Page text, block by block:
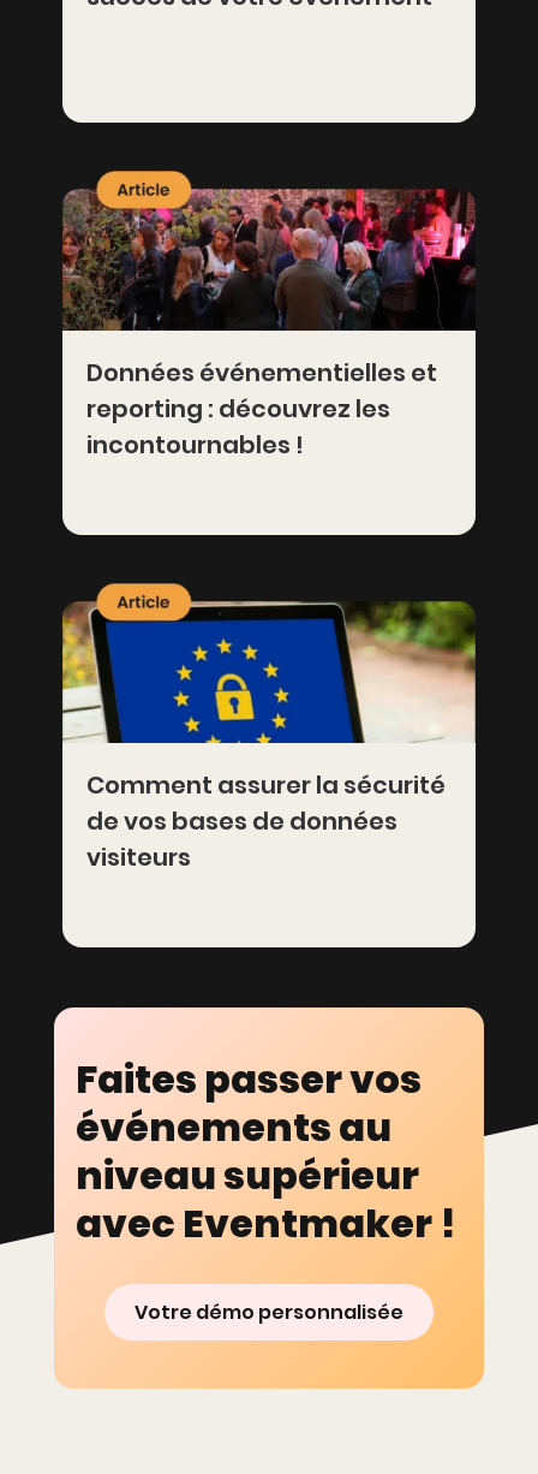
Données événementielles et
reporting : découvrez les
incontournables !
Comment assurer la sécurité
de vos bases de données
visiteurs
Faites passer vos
événements au
niveau supérieur
avec Eventmaker !
Votre démo personnalisée